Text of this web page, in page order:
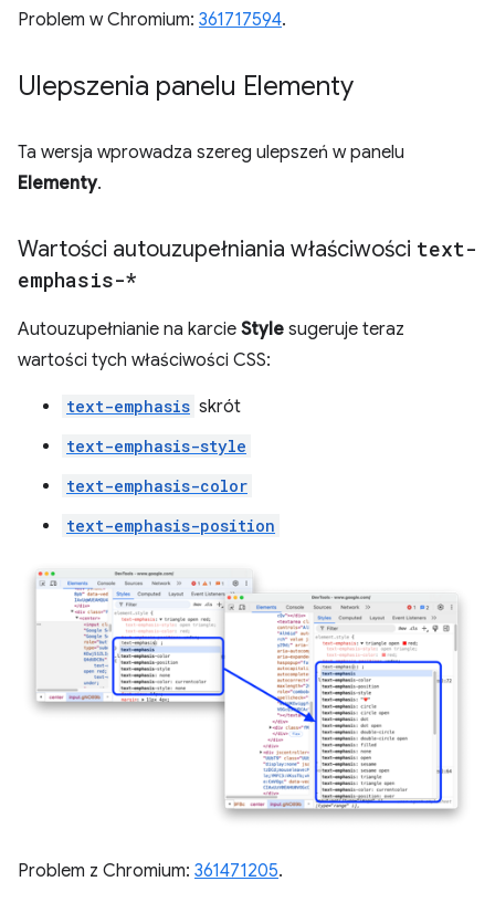
Problem w Chromium: 361717594.
Ulepszenia panelu Elementy
Ta wersja wprowadza szereg ulepszeń w panelu
Elementy.
Wartości autouzupełniania właściwości text-
emphasis-*
Autouzupełnianie na karcie Style sugeruje teraz
wartości tych właściwości CSS:
text-emphasis skrót
text-emphasis-style
text-emphasis-color
text-emphasis-position
Problem z Chromium: 361471205.